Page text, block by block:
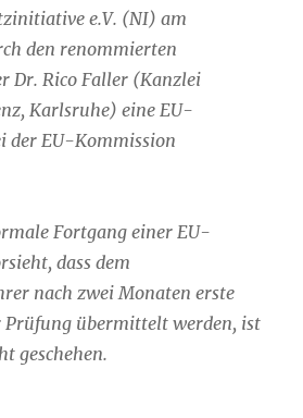
e.V. (NI) am
den renommierten
Dr. Rico Faller (Kanzlei
Karlsruhe) eine EU-
der EU-Kommission
Fortgang einer EU-
dass dem
nach zwei Monaten erste
Prüfung übermittelt werden, ist
geschehen.